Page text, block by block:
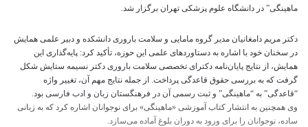
ماهینگی” در دانشگاه علوم پزشکی تهران برگزار شد.
دکتر مریم دامغانیان مدیر گروه مامایی و سلامت باروری دانشکده و دبیر علمی همایش
در سخنان خود با اشاره به دستاوردهای علمی این حوزه، تأکید کرد: پایه‌گذاری این
همایش، از نتایج پایان‌نامه دکترای تخصصی سلامت باروری دکتر نسیمه ستایش شکل
گرفت که به بررسی حقوق قاعدگی پرداخت. از جمله نتایج مهم آن، تغییر واژه
“قاعدگی” به “ماهینگی” و ثبت رسمی آن در فرهنگستان زبان و ادب فارسی بود.
وی همچنین به انتشار کتاب آموزشی «ماهینگی» برای نوجوانان اشاره کرد که به زبانی
ساده، نوجوانان را برای ورود به دوران بلوغ آماده می‌سازد.